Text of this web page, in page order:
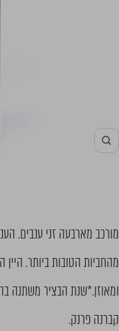
מורכב מארבעה זני ענבים.
קברנה פרנק.